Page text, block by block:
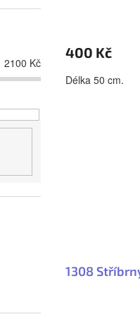
2100 Kč ů400 Kč
Délka 50 cm.
1308